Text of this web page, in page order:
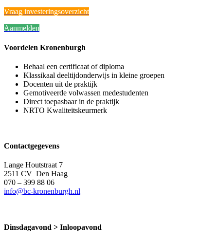
Vraag investeringsoverzicht
Aanmelden
Voordelen Kronenburgh
Behaal een certificaat of diploma
Klassikaal deeltijdonderwijs in kleine groepen
Docenten uit de praktijk
Gemotiveerde volwassen medestudenten
Direct toepasbaar in de praktijk
NRTO Kwaliteitskeurmerk
Contactgegevens
Lange Houtstraat 7
2511 CV Den Haag
070 – 399 88 06
info@bc-kronenburgh.nl
Dinsdagavond > Inloopavond